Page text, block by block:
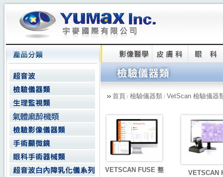
首頁 / 檢驗儀器類 / VetScan 檢驗儀器
VETSCAN FUSE 整
VETSCAN